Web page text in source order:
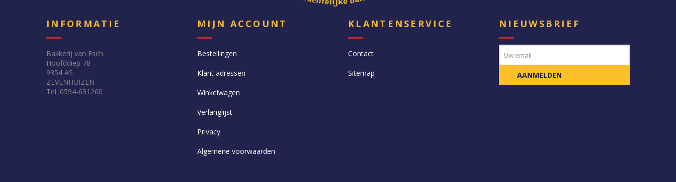
INFORMATIE
Bakkerij van Esch
Hoofddiep 78
9354 AS
ZEVENHUIZEN
Tel. 0594-631260
MIJN ACCOUNT
Bestellingen
Klant adressen
Winkelwagen
Verlanglijst
Privacy
Algemene voorwaarden
KLANTENSERVICE
Contact
Sitemap
NIEUWSBRIEF